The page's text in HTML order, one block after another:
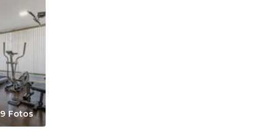
9 Fotos